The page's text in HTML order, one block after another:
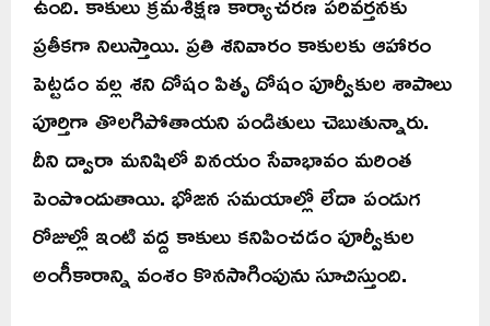
ప్రతీకగా నిలుస్తాయి. ప్రతి శనివారం కాకులకు ఆహారం
పెట్టడం వల్ల శని దోషం పితృ దోషం పూర్వీకుల శాపాలు
పూర్తిగా తొలగిపోతాయని పండితులు చెబుతున్నారు.
దీని ద్వారా మనిషిలో వినయం సేవాభావం మరింత
పెంపొందుతాయి. భోజన సమయాల్లో లేదా పండుగ
రోజుల్లో ఇంటి వద్ద కాకులు కనిపించడం పూర్వీకుల
అంగీకారాన్ని వంశం కొనసాగింపును సూచిస్తుంది.